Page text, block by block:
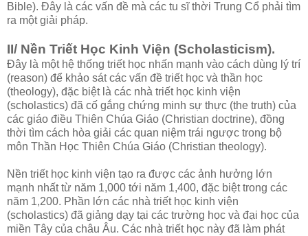
Bible). Đây là các vấn đề mà các tu sĩ thời Trung Cổ phải tìm
ra một giải pháp.
II/ Nền Triết Học Kinh Viện (Scholasticism).
Đây là một hệ thống triết học nhấn mạnh vào cách dùng lý trí
(reason) để khảo sát các vấn đề triết học và thần học
(theology), đặc biệt là các nhà triết học kinh viện
(scholastics) đã cố gắng chứng minh sự thực (the truth) của
các giáo điều Thiên Chúa Giáo (Christian doctrine), đồng
thời tìm cách hòa giải các quan niệm trái ngược trong bộ
môn Thần Học Thiên Chúa Giáo (Christian theology).
Nền triết học kinh viện tạo ra được các ảnh hưởng lớn
mạnh nhất từ năm 1,000 tới năm 1,400, đặc biệt trong các
năm 1,200. Phần lớn các nhà triết học kinh viện
(scholastics) đã giảng dạy tại các trường học và đại học của
miền Tây của châu Âu. Các nhà triết học này đã làm phát